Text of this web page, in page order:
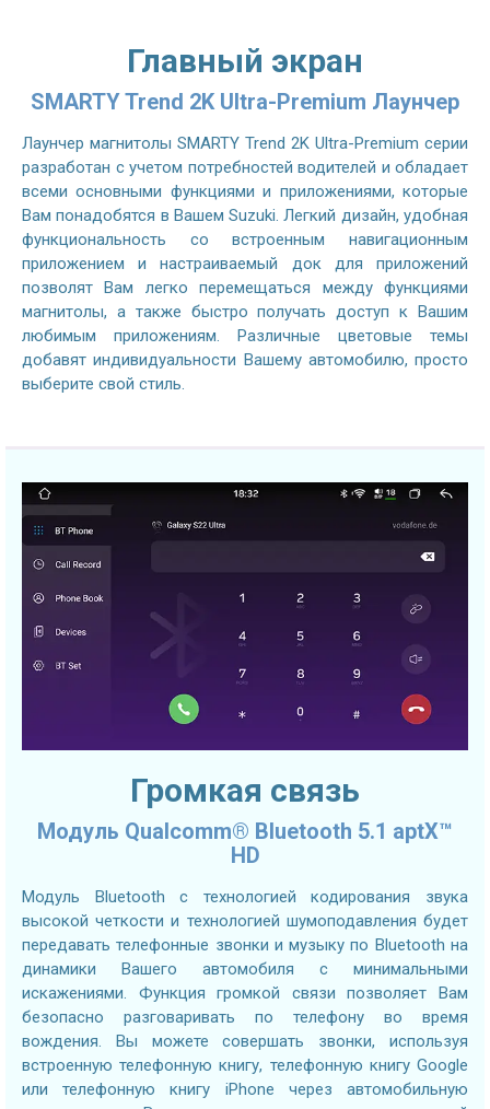
Главный экран
SMARTY Trend 2K Ultra-Premium Лаунчер
Лаунчер магнитолы SMARTY Trend 2K Ultra-Premium серии
разработан с учетом потребностей водителей и обладает
всеми основными функциями и приложениями, которые
Вам понадобятся в Вашем Suzuki. Легкий дизайн, удобная
функциональность со встроенным навигационным
приложением и настраиваемый док для приложений
позволят Вам легко перемещаться между функциями
магнитолы, а также быстро получать доступ к Вашим
любимым приложениям. Различные цветовые темы
добавят индивидуальности Вашему автомобилю, просто
выберите свой стиль.
Громкая связь
Модуль Qualcomm® Bluetooth 5.1 aptX™
HD
Модуль Bluetooth с технологией кодирования звука
высокой четкости и технологией шумоподавления будет
передавать телефонные звонки и музыку по Bluetooth на
динамики Вашего автомобиля с минимальными
искажениями. Функция громкой связи позволяет Вам
безопасно разговаривать по телефону во время
вождения. Вы можете совершать звонки, используя
встроенную телефонную книгу, телефонную книгу Google
или телефонную книгу iPhone через автомобильную